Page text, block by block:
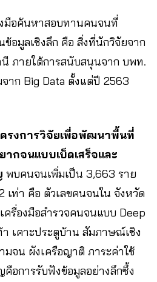
มือค้นหาสอบทานคนจนที่
อมูลเชิงลึก คือ สิ่งที่นักวิจัยจาก
ภายใต้การสนับสนุนจาก บพท.
าก Big Data ตั้งแต่ปี 2563
รงการวิจัยเพื่อพัฒนาพื้นที่
กจนแบบเบ็ดเสร็จและ
พบคนจนเพิ่มเป็น 3,663 ราย
เท่า คือ ตัวเลขคนจนใน จังหวัด
ครื่องมือสำรวจคนจนแบบ Deep
า เคาะประตูบ้าน สัมภาษณ์เชิง
มจน ผังเครือญาติ ภาระค่าใช้
อการรับฟังข้อมูลอย่างลึกซึ้ง